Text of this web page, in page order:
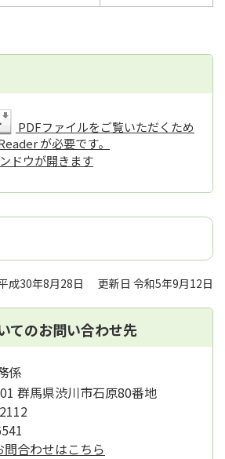
PDFファイルをご覧いただくため
が必要です。
成30年8月28日 更新日 令和5年9月12日
てのお問い合わせ先
係
群馬県渋川市石原80番地
問合わせはこちら